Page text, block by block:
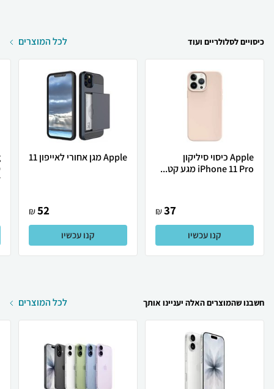
כיסויים לסלולריים ועוד לכל המוצרים
Apple כיסוי סיליקון
iPhone 11 Pro מגע קט...
37
₪
קנו עכשיו
Apple מגן אחורי לאייפון 11
52
₪
קנו עכשיו
חשבנו שהמוצרים האלה יעניינו אותך לכל המוצרים